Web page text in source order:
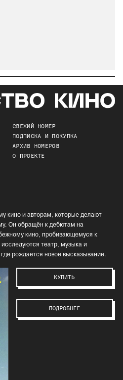
СВЕЖИЙ НОМЕР
ПОДПИСКА И ПОКУПКА
АРХИВ НОМЕРОВ
О ПРОЕКТЕ
кино и авторам, которые делают
Он обращён к дебютам на
кино, пробивающемуся к
театр, музыка и
рождается новое высказывание.
КУПИТЬ
ПОДРОБНЕЕ